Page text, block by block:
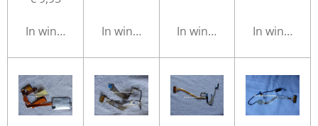
In winkelwagenIn winkelwagenIn winkelwagenIn